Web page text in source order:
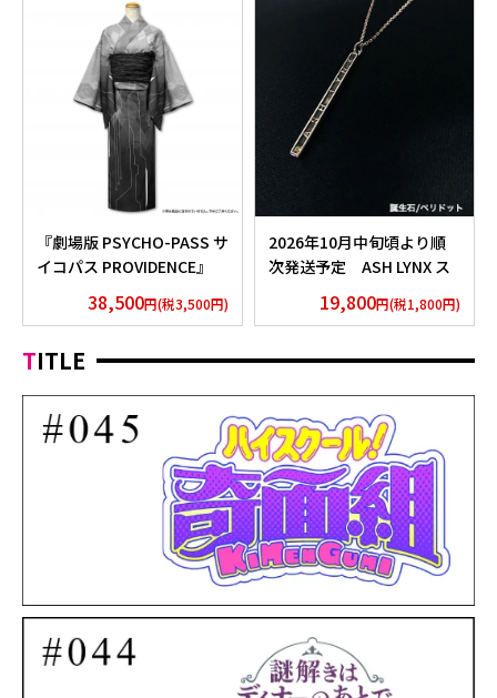
『劇場版 PSYCHO-PASS サ
イコパス PROVIDENCE』
38,500円(税3,500円)
2026年10月中旬頃より順
次発送予定 ASH LYNX ス
Silver925×Peridot ver.
19,800円(税1,800円)
TITLE